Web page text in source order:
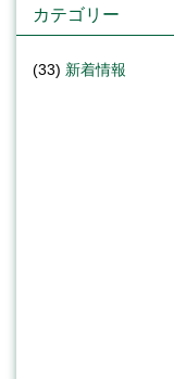
カテゴリー
(33) 新着情報